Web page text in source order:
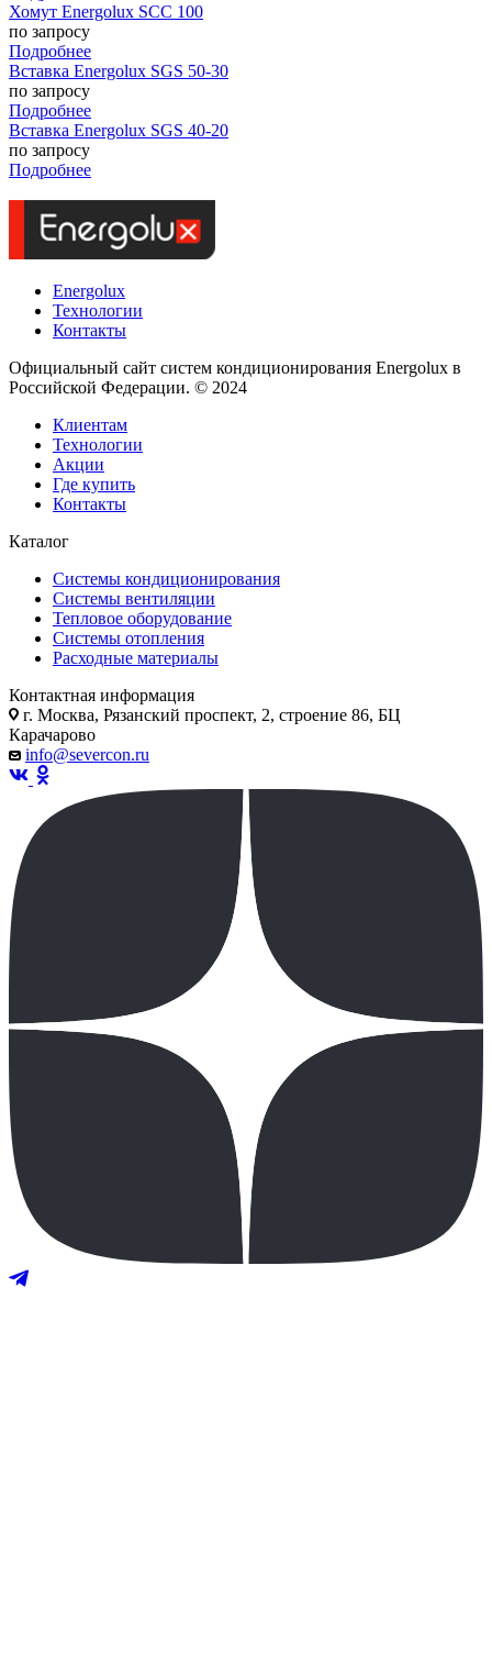
Хомут Energolux SCC 100
по запросу
Подробнее
Вставка Energolux SGS 50-30
по запросу
Подробнее
Вставка Energolux SGS 40-20
по запросу
Подробнее
Energolux
Технологии
Контакты
Официальный сайт систем кондиционирования Energolux в
Российской Федерации. © 2024
Клиентам
Технологии
Акции
Где купить
Контакты
Каталог
Системы кондиционирования
Системы вентиляции
Тепловое оборудование
Системы отопления
Расходные материалы
Контактная информация
г. Москва, Рязанский проспект, 2, строение 86, БЦ
Карачарово
info@severcon.ru